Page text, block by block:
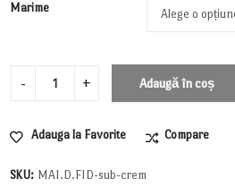
Marime
Adaugă în coș
Adauga la Favorite Compare
SKU: MAI.D.FID-sub-crem